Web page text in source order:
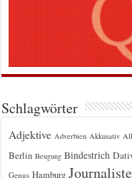
Schlagwörter
Adjektive Adverbien Akkusativ
Berlin Beugung Bindestrich
Genus Hamburg